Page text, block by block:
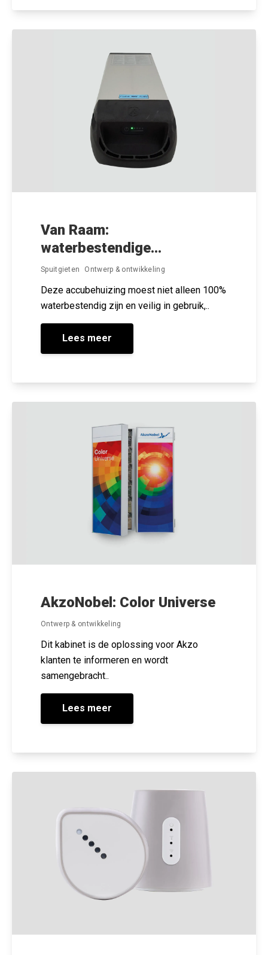
Van Raam:
waterbestendige...
Spuitgieten Ontwerp & ontwikkeling
Deze accubehuizing moest niet alleen 100%
waterbestendig zijn en veilig in gebruik,..
Lees meer
AkzoNobel: Color Universe
Ontwerp & ontwikkeling
Dit kabinet is de oplossing voor Akzo
klanten te informeren en wordt
samengebracht..
Lees meer